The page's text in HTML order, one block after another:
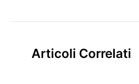
Articoli Correlati